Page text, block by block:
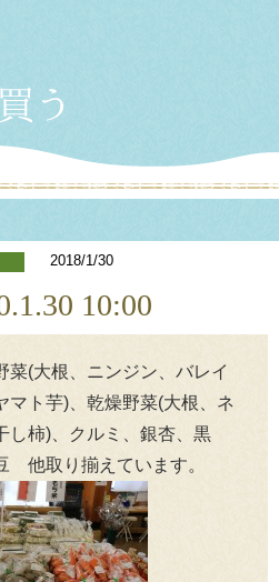
2018/1/30
10:00
菜(大根、ニンジン、バレイ
マト芋)、乾燥野菜(大根、ネ
し柿)、クルミ、銀杏、黒
他取り揃えています。